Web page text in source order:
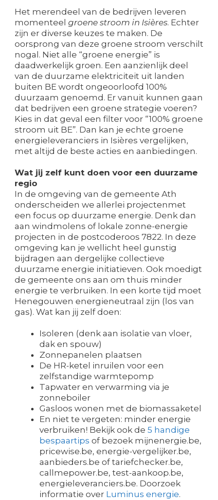
Het merendeel van de bedrijven leveren
momenteel groene stroom in Isières. Echter
zijn er diverse keuzes te maken. De
oorsprong van deze groene stroom verschilt
nogal. Niet alle “groene energie” is
daadwerkelijk groen. Een aanzienlijk deel
van de duurzame elektriciteit uit landen
buiten BE wordt ongeoorloofd 100%
duurzaam genoemd. Er vanuit kunnen gaan
dat bedrijven een groene strategie voeren?
Kies in dat geval een filter voor “100% groene
stroom uit BE”. Dan kan je echte groene
energieleveranciers in Isières vergelijken,
met altijd de beste acties en aanbiedingen.
Wat jij zelf kunt doen voor een duurzame
regio
In de omgeving van de gemeente Ath
onderscheiden we allerlei projectenmet
een focus op duurzame energie. Denk dan
aan windmolens of lokale zonne-energie
projecten in de postcoderoos 7822. In deze
omgeving kan je wellicht heel gunstig
bijdragen aan dergelijke collectieve
duurzame energie initiatieven. Ook moedigt
de gemeente ons aan om thuis minder
energie te verbruiken. In een korte tijd moet
Henegouwen energieneutraal zijn (los van
gas). Wat kan jij zelf doen:
Isoleren (denk aan isolatie van vloer,
dak en spouw)
Zonnepanelen plaatsen
De HR-ketel inruilen voor een
zelfstandige warmtepomp
Tapwater en verwarming via je
zonneboiler
Gasloos wonen met de biomassaketel
En niet te vergeten: minder energie
verbruiken! Bekijk ook de 5 handige
bespaartips of bezoek mijnenergie.be,
pricewise.be, energie-vergelijker.be,
aanbieders.be of tariefchecker.be,
callmepower.be, test-aankoop.be,
energieleveranciers.be. Doorzoek
informatie over Luminus energie.